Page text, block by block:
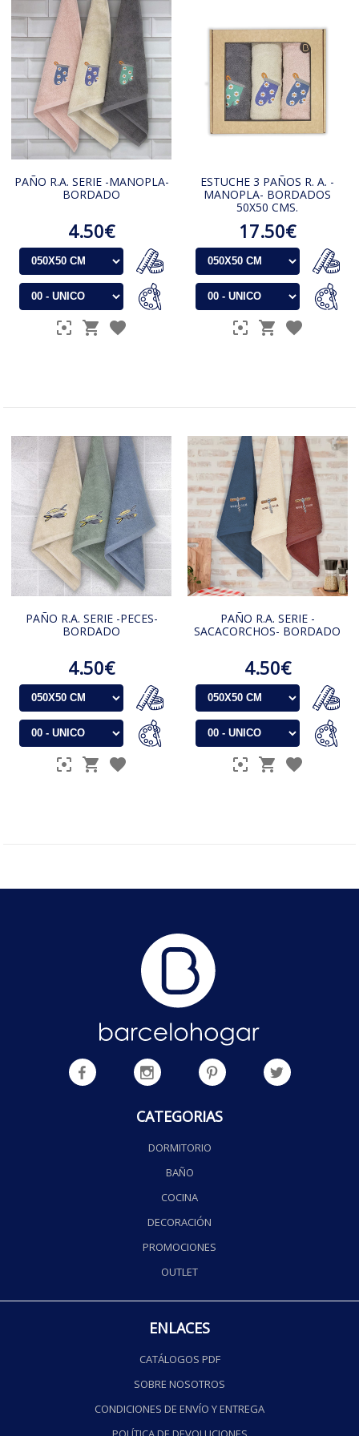
PAÑO R.A. SERIE -MANOPLA-
BORDADO
4.50€
ESTUCHE 3 PAÑOS R. A. -
MANOPLA- BORDADOS
50X50 CMS.
17.50€
PAÑO R.A. SERIE -PECES-
BORDADO
4.50€
PAÑO R.A. SERIE -
SACACORCHOS- BORDADO
4.50€
CATEGORIAS
DORMITORIO
BAÑO
COCINA
DECORACIÓN
PROMOCIONES
OUTLET
ENLACES
CATÁLOGOS PDF
SOBRE NOSOTROS
CONDICIONES DE ENVÍO Y ENTREGA